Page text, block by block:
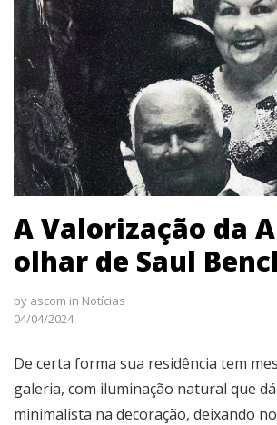
A Valorização da
olhar de Saul
by ascom in Notícias
04/04/2024
De certa forma sua residência tem
galeria, com iluminação natural que
minimalista na decoração, deixando